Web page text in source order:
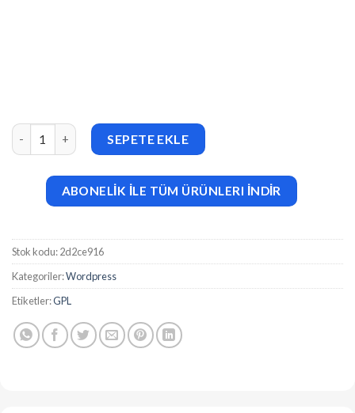
BLUEPOS v1.1 Android Mobile Point of sale (POS) With Admin
SEPETE EKLE
ABONELİK İLE TÜM ÜRÜNLERI İNDİR
Stok kodu:2d2ce916
Kategoriler:Wordpress
Etiketler:GPL